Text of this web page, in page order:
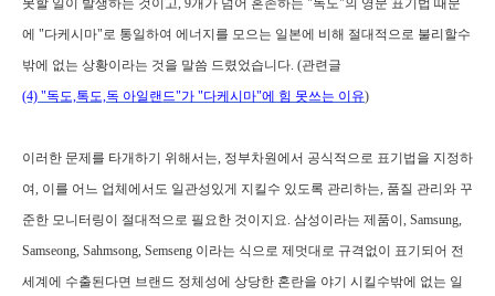
못할 일이 발생하는 것이고, 9개가 넘어 혼존하는 "독도"의 영문 표기법 때문
에 "다케시마"로 통일하여 에너지를 모으는 일본에 비해 절대적으로 불리할수
밖에 없는 상황이라는 것을 말씀 드렸었습니다. (관련글
(4) "독도,톡도,독 아일랜드"가 "다케시마"에 힘 못쓰는 이유)
이러한 문제를 타개하기 위해서는, 정부차원에서 공식적으로 표기법을 지정하
여, 이를 어느 업체에서도 일관성있게 지킬수 있도록 관리하는, 품질 관리와 꾸
준한 모니터링이 절대적으로 필요한 것이지요. 삼성이라는 제품이 , Samsung,
Samseong, Sahmsong, Semseng 이라는 식으로 제멋대로 규격없이 표기되어 전
세계에 수출된다면 브랜드 정체성에 상당한 혼란을 야기 시킬수밖에 없는 일